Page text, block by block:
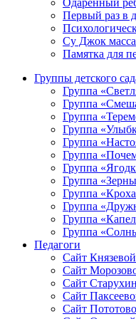
Одаренный
Первый раз в
Су Джок
Памятка для
Группы детского
Группа
Группа
Группа
Группа
Группа
Группа
Группа
Группа
Группа
Группа
Группа
Группа
Педагоги
Сайт
Сайт
Сайт
Сайт
Сайт